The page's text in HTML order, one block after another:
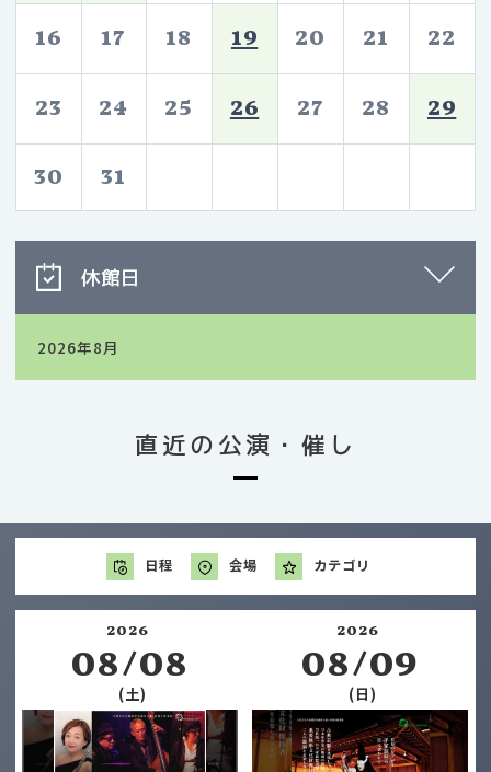
16
17 18 19 20 21
22
23
24 25 26 27 28
29
30
31
休館日
2026年8月
直近の公演・催し
日程 会場 カテゴリ
2026
08/08
(土)
2026
08/09
(日)